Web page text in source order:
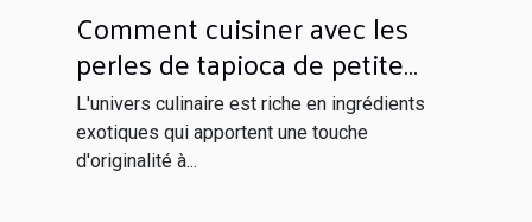
Comment cuisiner avec les
perles de tapioca de petite
taille
L'univers culinaire est riche en ingrédients
exotiques qui apportent une touche
d'originalité à...